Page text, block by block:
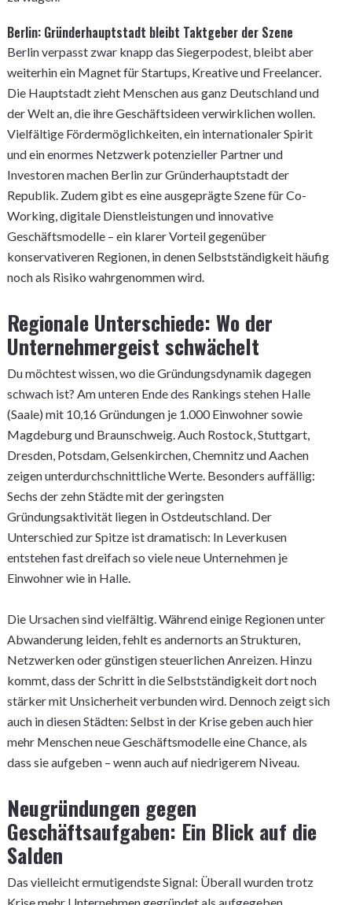
Berlin: Gründerhauptstadt bleibt Taktgeber der Szene
Berlin verpasst zwar knapp das Siegerpodest, bleibt aber
weiterhin ein Magnet für Startups, Kreative und Freelancer.
Die Hauptstadt zieht Menschen aus ganz Deutschland und
der Welt an, die ihre Geschäftsideen verwirklichen wollen.
Vielfältige Fördermöglichkeiten, ein internationaler Spirit
und ein enormes Netzwerk potenzieller Partner und
Investoren machen Berlin zur Gründerhauptstadt der
Republik. Zudem gibt es eine ausgeprägte Szene für Co-
Working, digitale Dienstleistungen und innovative
Geschäftsmodelle – ein klarer Vorteil gegenüber
konservativeren Regionen, in denen Selbstständigkeit häufig
noch als Risiko wahrgenommen wird.
Regionale Unterschiede: Wo der
Unternehmergeist schwächelt
Du möchtest wissen, wo die Gründungsdynamik dagegen
schwach ist? Am unteren Ende des Rankings stehen Halle
(Saale) mit 10,16 Gründungen je 1.000 Einwohner sowie
Magdeburg und Braunschweig. Auch Rostock, Stuttgart,
Dresden, Potsdam, Gelsenkirchen, Chemnitz und Aachen
zeigen unterdurchschnittliche Werte. Besonders auffällig:
Sechs der zehn Städte mit der geringsten
Gründungsaktivität liegen in Ostdeutschland. Der
Unterschied zur Spitze ist dramatisch: In Leverkusen
entstehen fast dreifach so viele neue Unternehmen je
Einwohner wie in Halle.
Die Ursachen sind vielfältig. Während einige Regionen unter
Abwanderung leiden, fehlt es andernorts an Strukturen,
Netzwerken oder günstigen steuerlichen Anreizen. Hinzu
kommt, dass der Schritt in die Selbstständigkeit dort noch
stärker mit Unsicherheit verbunden wird. Dennoch zeigt sich
auch in diesen Städten: Selbst in der Krise geben auch hier
mehr Menschen neue Geschäftsmodelle eine Chance, als
dass sie aufgeben – wenn auch auf niedrigerem Niveau.
Neugründungen gegen
Geschäftsaufgaben: Ein Blick auf die
Salden
Das vielleicht ermutigendste Signal: Überall wurden trotz